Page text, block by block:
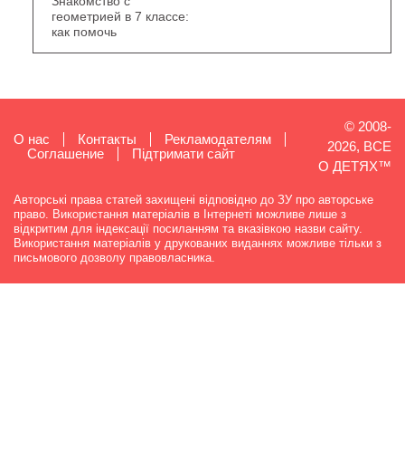
геометрией в 7 классе:
как помочь
О нас Контакты
Рекламодателям
Cоглашение
Підтримати сайт
© 2008-
2026, ВСЕ
О ДЕТЯХ™
Авторські права статей захищені відповідно до ЗУ про авторське
право. Використання матеріалів в Інтернеті можливе лише з
відкритим для індексації посиланням та вказівкою назви сайту.
Використання матеріалів у друкованих виданнях можливе тільки з
письмового дозволу правовласника.